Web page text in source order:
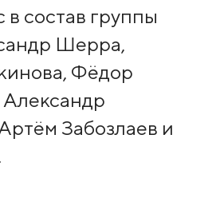
состав группы
Шерра,
Фёдор
Забозлаев и